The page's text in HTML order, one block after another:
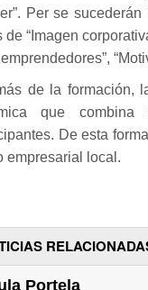
Per se
de “Imagen
de la formación,
que combina
De esta
empresarial local.
Portela